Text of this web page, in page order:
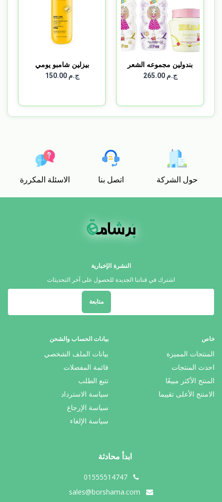
بندولين مجموعه الشعر
ال...ج.م 265.00
بيزلين شامبو يومي
للشعر...ج.م 150.00
حول الشركة اتصل بنا الاسئلة المكررة
خاص
المنتجات المميزة
احدث المنتجات
المنتج الأكثر مبيعًا
الامنتج الأعلى تقييما
بيانات الحساب والشحن
بيانات الملف الشخصي
قائمة المفضلات
تتبع الطلب
سياسة الاسترداد
سياسة الإرجاع
سياسة الإلغاء
النشرة الإخبارية
اشترك في قناتنا الجديدة للحصول على آخر التحديثات
متابعة
ابدأ محادثة
01555514747